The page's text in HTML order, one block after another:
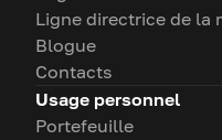
Ligne directrice de la
Blogue
Contacts
Usage personnel
Portefeuille